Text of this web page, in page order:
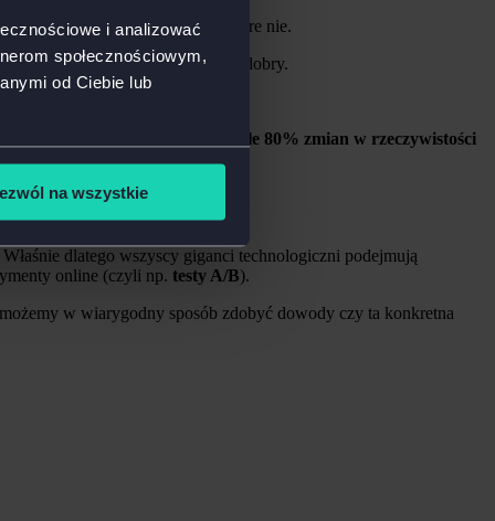
i analizować
społecznościowym,
od Ciebie lub
na wszystkie
zwiększają sprzedaż, a które nie.
dany pomysł na zmianę jest dobry.
zamierzone efekty. Pozostałe 80% zmian w rzeczywistości
tych wyników.
dlatego wszyscy giganci technologiczni podejmują
online (czyli np. testy A/B).
w wiarygodny sposób zdobyć dowody czy ta konkretna